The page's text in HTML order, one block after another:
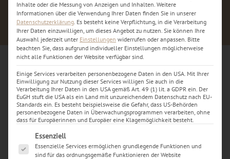
iPhone Sofort Reparatur Dortmund
– Display und Backcover Reparatur
Inhalte oder die Messung von Anzeigen und Inhalten. Weitere
Informationen über die Verwendung Ihrer Daten finden Sie in unserer
Datenschutzerklärung. Es besteht keine Verpflichtung, in die Verarbeitung
Ihrer Daten einzuwilligen, um dieses Angebot zu nutzen. Sie können Ihre
Auswahl jederzeit unter Einstellungen widerrufen oder anpassen. Bitte
beachten Sie, dass aufgrund individueller Einstellungen möglicherweise
nicht alle Funktionen der Website verfügbar sind.
Einige Services verarbeiten personenbezogene Daten in den USA. Mit Ihrer
Einwilligung zur Nutzung dieser Services willigen Sie auch in die
Verarbeitung Ihrer Daten in den USA gemäß Art. 49 (1) lit. a GDPR ein. Der
EuGH stuft die USA als ein Land mit unzureichendem Datenschutz nach EU-
Standards ein. Es besteht beispielsweise die Gefahr, dass US-Behörden
personenbezogene Daten in Überwachungsprogrammen verarbeiten, ohne
dass für Europäerinnen und Europäer eine Klagemöglichkeit besteht.
Es folgt eine Liste der Service-Gruppen, für die eine
Essenziell
Essenzielle Services ermöglichen grundlegende Funktionen und
sind für das ordnungsgemäße Funktionieren der Website